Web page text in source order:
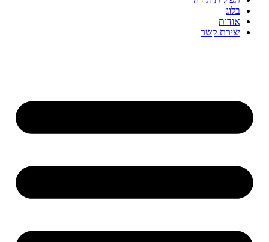
בלוג
אודות
יצירת קשר